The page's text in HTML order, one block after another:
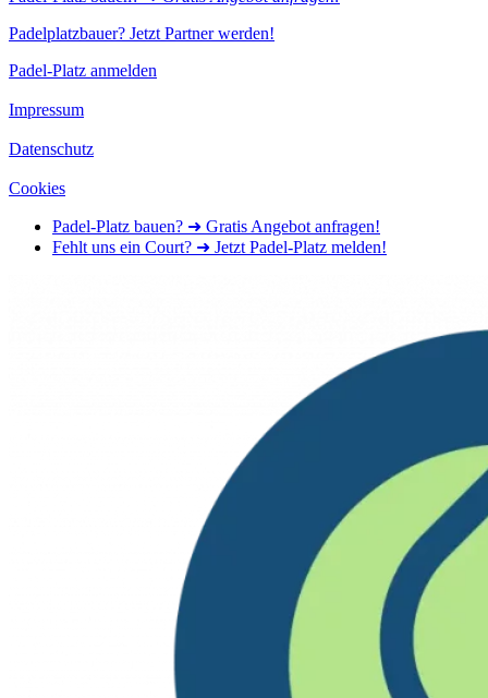
Padelplatzbauer? Jetzt Partner werden!
Padel-Platz anmelden
Impressum
Datenschutz
Cookies
Padel-Platz bauen? ➜ Gratis Angebot anfragen!
Fehlt uns ein Court? ➜ Jetzt Padel-Platz melden!